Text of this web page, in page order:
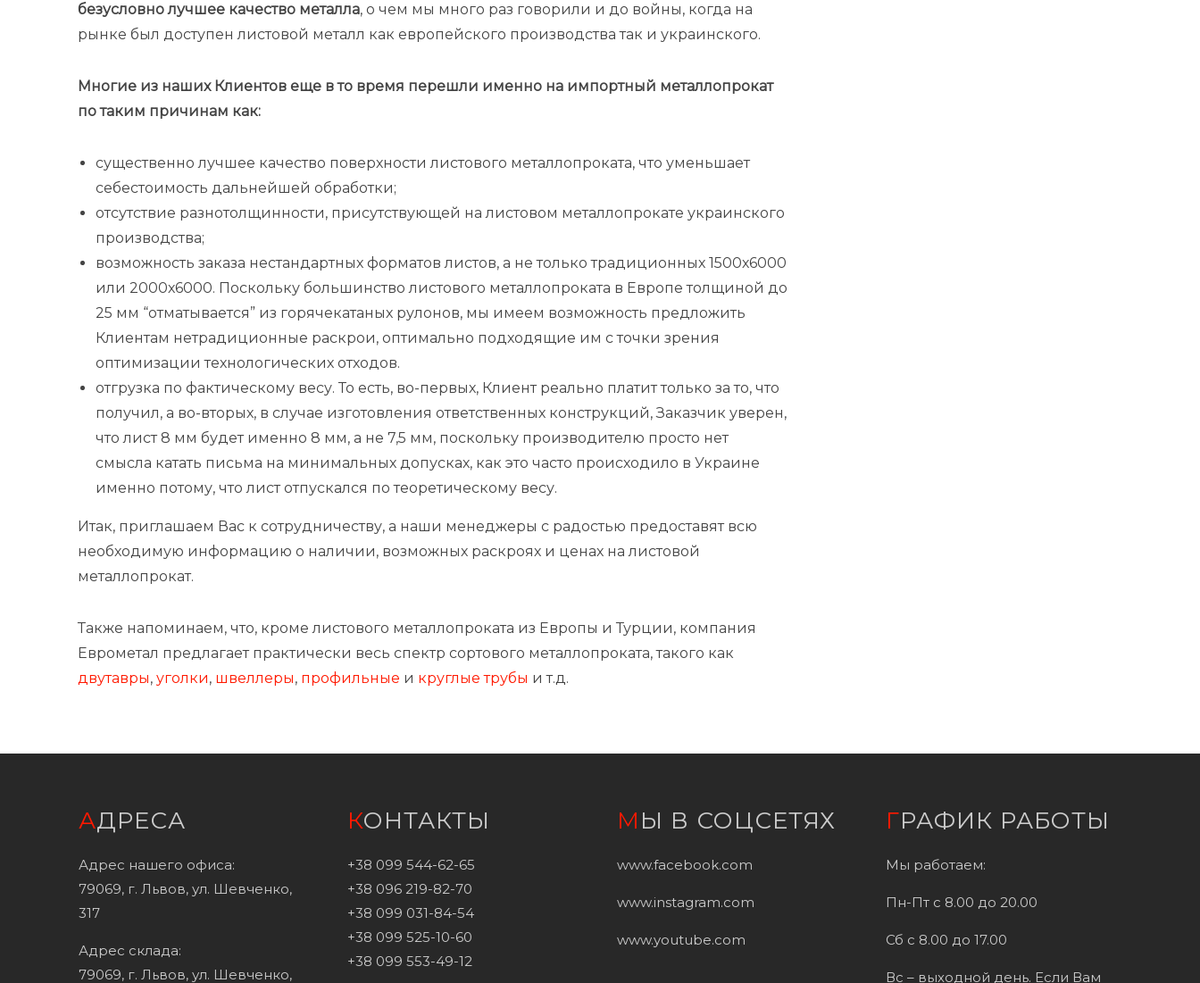
безусловно лучшее качество металла, о чем мы много раз говорили и до войны, когда на
рынке был доступен листовой металл как европейского производства так и украинского.
Многие из наших Клиентов еще в то время перешли именно на импортный металлопрокат
по таким причинам как:
существенно лучшее качество поверхности листового металлопроката, что уменьшает
себестоимость дальнейшей обработки;
отсутствие разнотолщинности, присутствующей на листовом металлопрокате украинского
производства;
возможность заказа нестандартных форматов листов, а не только традиционных 1500х6000
или 2000х6000. Поскольку большинство листового металлопроката в Европе толщиной до
25 мм “отматывается” из горячекатаных рулонов, мы имеем возможность предложить
Клиентам нетрадиционные раскрои, оптимально подходящие им с точки зрения
оптимизации технологических отходов.
отгрузка по фактическому весу. То есть, во-первых, Клиент реально платит только за то, что
получил, а во-вторых, в случае изготовления ответственных конструкций, Заказчик уверен,
что лист 8 мм будет именно 8 мм, а не 7,5 мм, поскольку производителю просто нет
смысла катать письма на минимальных допусках, как это часто происходило в Украине
именно потому, что лист отпускался по теоретическому весу.
Итак, приглашаем Вас к сотрудничеству, а наши менеджеры с радостью предоставят всю
необходимую информацию о наличии, возможных раскроях и ценах на листовой
металлопрокат.
Также напоминаем, что, кроме листового металлопроката из Европы и Турции, компания
Еврометал предлагает практически весь спектр сортового металлопроката, такого как
двутавры, уголки, швеллеры, профильные и круглые трубы и т.д.
АДРЕСА
Адрес нашего офиса:
79069, г. Львов, ул. Шевченко,
317
Адрес склада:
79069, г. Львов, ул. Шевченко,
КОНТАКТЫ
+38 099 544-62-65
+38 096 219-82-70
+38 099 031-84-54
+38 099 525-10-60
+38 099 553-49-12
МЫ В СОЦСЕТЯХ
www.facebook.com
www.instagram.com
www.youtube.com
ГРАФИК РАБОТЫ
Мы работаем:
Пн-Пт с 8.00 до 20.00
Сб с 8.00 до 17.00
Вс – выходной день. Если Вам